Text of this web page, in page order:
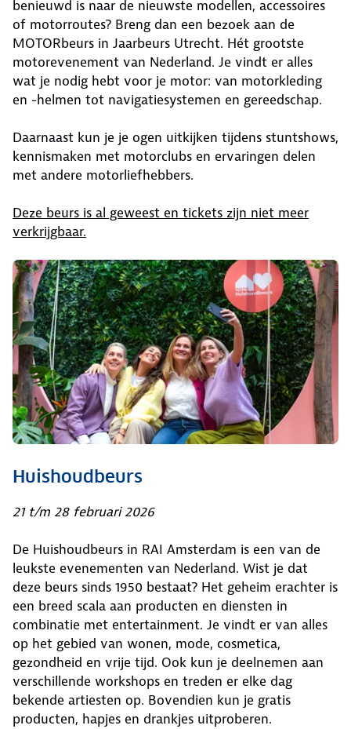
benieuwd is naar de nieuwste modellen, accessoires
of motorroutes? Breng dan een bezoek aan de
MOTORbeurs in Jaarbeurs Utrecht. Hét grootste
motorevenement van Nederland. Je vindt er alles
wat je nodig hebt voor je motor: van motorkleding
en -helmen tot navigatiesystemen en gereedschap.
Daarnaast kun je je ogen uitkijken tijdens stuntshows,
kennismaken met motorclubs en ervaringen delen
met andere motorliefhebbers.
Deze beurs is al geweest en tickets zijn niet meer
verkrijgbaar.
Huishoudbeurs
21 t/m 28 februari 2026
De Huishoudbeurs in RAI Amsterdam is een van de
leukste evenementen van Nederland. Wist je dat
deze beurs sinds 1950 bestaat? Het geheim erachter is
een breed scala aan producten en diensten in
combinatie met entertainment. Je vindt er van alles
op het gebied van wonen, mode, cosmetica,
gezondheid en vrije tijd. Ook kun je deelnemen aan
verschillende workshops en treden er elke dag
bekende artiesten op. Bovendien kun je gratis
producten, hapjes en drankjes uitproberen.